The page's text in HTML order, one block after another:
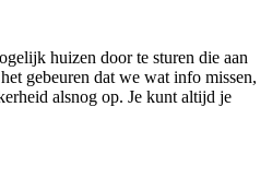
huizen door te sturen die aan
gebeuren dat we wat info missen,
alsnog op. Je kunt altijd je